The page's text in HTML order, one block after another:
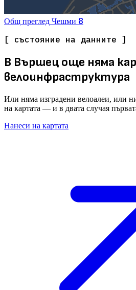
Общ преглед Чешми 8
[ състояние на данните ]
В Вършец още няма
велоинфраструктура
Или няма изградени велоалеи, или
на картата — и в двата случая
Нанеси на картата